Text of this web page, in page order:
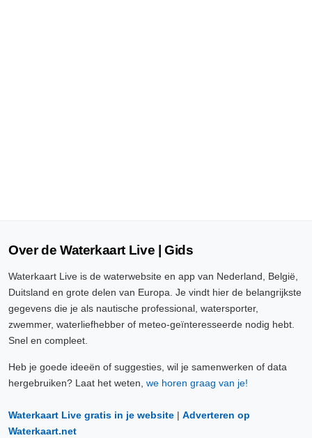
Over de Waterkaart Live | Gids
Waterkaart Live is de waterwebsite en app van Nederland, België,
Duitsland en grote delen van Europa. Je vindt hier de belangrijkste
gegevens die je als nautische professional, watersporter,
zwemmer, waterliefhebber of meteo-geïnteresseerde nodig hebt.
Snel en compleet.
Heb je goede ideeën of suggesties, wil je samenwerken of data
hergebruiken? Laat het weten, we horen graag van je!
Waterkaart Live gratis in je website | Adverteren op
Waterkaart.net